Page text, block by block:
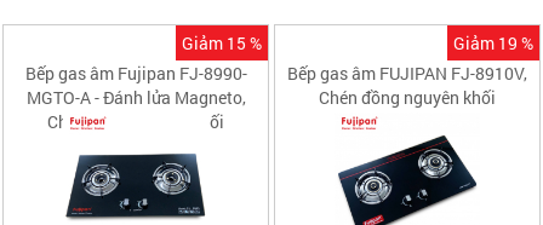
Bếp gas âm Fujipan FJ-8990-
MGTO-A - Đánh lửa Magneto,
Chén đồng nguyên khối
Giảm 15 %
Bếp gas âm FUJIPAN FJ-8910V,
Chén đồng nguyên khối
Giảm 19 %